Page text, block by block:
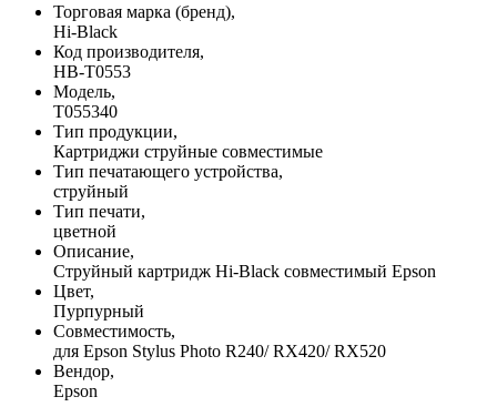
Торговая марка (бренд),
Hi-Black
Код производителя,
HB-T0553
Модель,
T055340
Тип продукции,
Картриджи струйные совместимые
Тип печатающего устройства,
струйный
Тип печати,
цветной
Описание,
Струйный картридж Hi-Black совместимый Epson
Цвет,
Пурпурный
Совместимость,
для Epson Stylus Photo R240/ RX420/ RX520
Вендор,
Epson